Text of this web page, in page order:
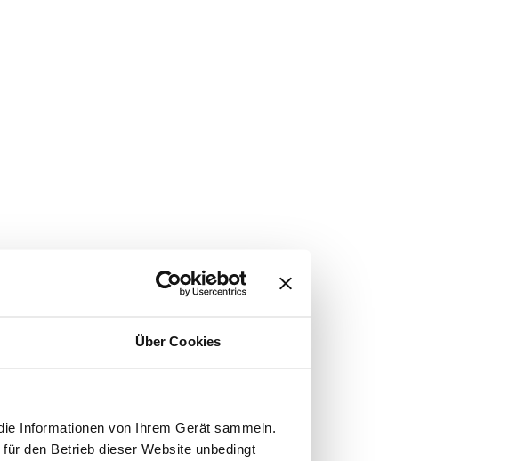
Über Cookies
Informationen von Ihrem Gerät sammeln.
den Betrieb dieser Website unbedingt